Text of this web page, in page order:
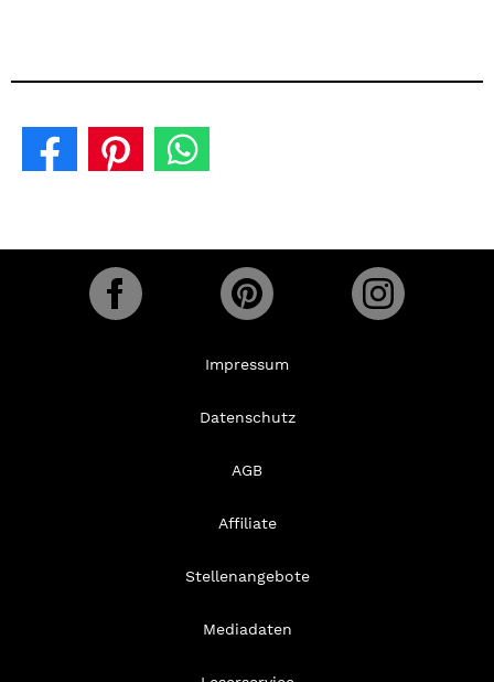
Impressum
Datenschutz
AGB
Affiliate
Stellenangebote
Mediadaten